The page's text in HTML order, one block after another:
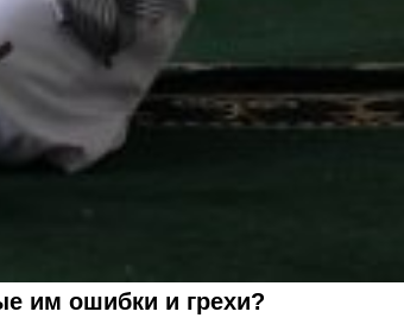
им ошибки и грехи?